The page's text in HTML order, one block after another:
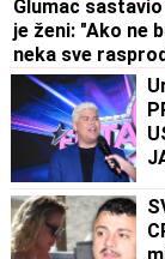
Glumac
je ženi: "Ako ne
neka sve